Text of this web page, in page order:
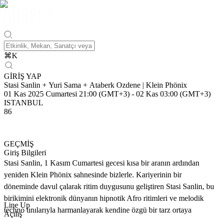
⌘K
GİRİŞ YAP
Stasi Sanlin + Yuri Sama + Ataberk Ozdene | Klein Phönix
01 Kas 2025 Cumartesi 21:00 (GMT+3) - 02 Kas 03:00 (GMT+3)
ISTANBUL
86
GEÇMİŞ
Giriş Bilgileri
Stasi Sanlin, 1 Kasım Cumartesi gecesi kısa bir aranın ardından
yeniden Klein Phönix sahnesinde bizlerle. Kariyerinin bir
döneminde davul çalarak ritim duygusunu geliştiren Stasi Sanlin, bu
birikimini elektronik dünyanın hipnotik Afro ritimleri ve melodik
techno tınılarıyla harmanlayarak kendine özgü bir tarz ortaya
Line Up
Açılış